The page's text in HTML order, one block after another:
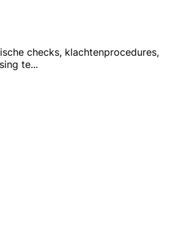
checks, klachtenprocedures,
te...